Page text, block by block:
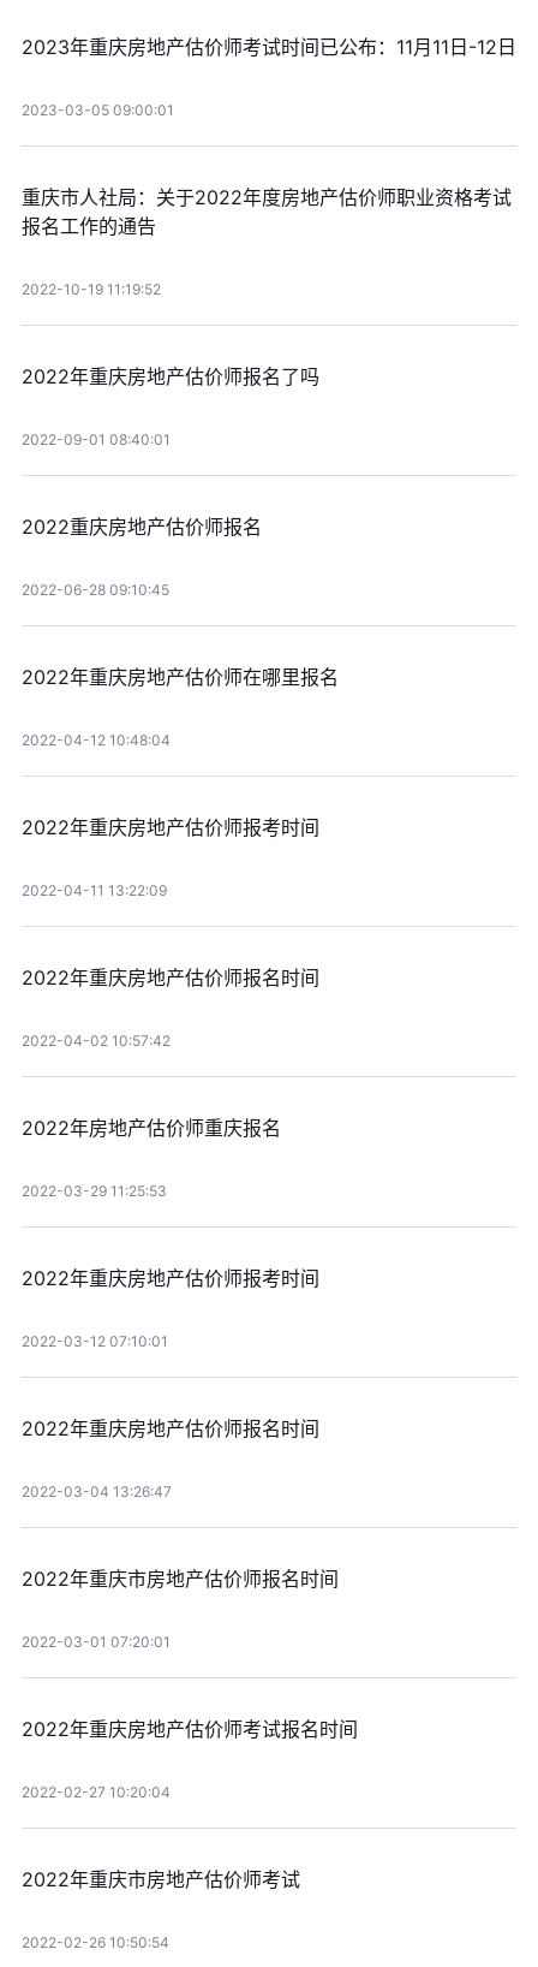
2023年重庆房地产估价师考试时间已公布：11月11日-12日
2023-03-05 09:00:01
重庆市人社局：关于2022年度房地产估价师职业资格考试
报名工作的通告
2022-10-19 11:19:52
2022年重庆房地产估价师报名了吗
2022-09-01 08:40:01
2022重庆房地产估价师报名
2022-06-28 09:10:45
2022年重庆房地产估价师在哪里报名
2022-04-12 10:48:04
2022年重庆房地产估价师报考时间
2022-04-11 13:22:09
2022年重庆房地产估价师报名时间
2022-04-02 10:57:42
2022年房地产估价师重庆报名
2022-03-29 11:25:53
2022年重庆房地产估价师报考时间
2022-03-12 07:10:01
2022年重庆房地产估价师报名时间
2022-03-04 13:26:47
2022年重庆市房地产估价师报名时间
2022-03-01 07:20:01
2022年重庆房地产估价师考试报名时间
2022-02-27 10:20:04
2022年重庆市房地产估价师考试
2022-02-26 10:50:54